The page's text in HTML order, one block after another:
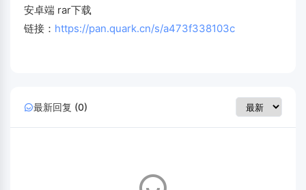
安卓端 rar下载
链接： https://pan.quark.cn/s/a473f338103c
最新回复 (0)